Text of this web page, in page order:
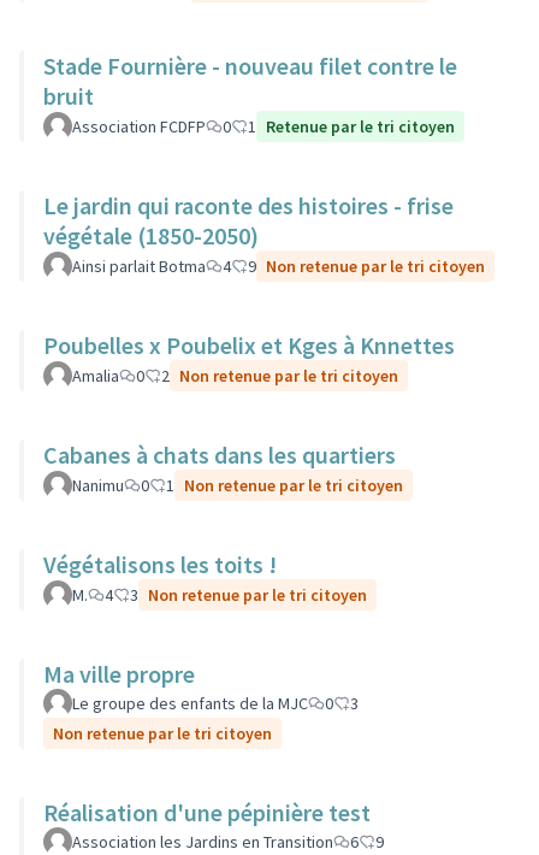
Stade Fournière - nouveau filet contre le
bruit
Association FCDFP 0 1 Retenue par le tri citoyen
Le jardin qui raconte des histoires - frise
végétale (1850-2050)
Ainsi parlait Botma 4 9 Non retenue par le tri citoyen
Poubelles x Poubelix et Kges à Knnettes
Amalia 0 2 Non retenue par le tri citoyen
Cabanes à chats dans les quartiers
Nanimu 0 1 Non retenue par le tri citoyen
Végétalisons les toits !
M. 4 3 Non retenue par le tri citoyen
Ma ville propre
Le groupe des enfants de la MJC 0
3
Non retenue par le tri citoyen
Réalisation d'une pépinière test
Association les Jardins en Transition 6
9